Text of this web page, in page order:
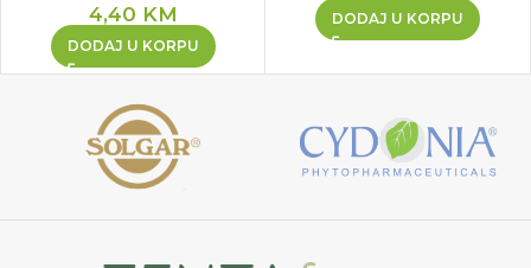
4,40 KM
DODAJ U KORPU
DODAJ U KORPU